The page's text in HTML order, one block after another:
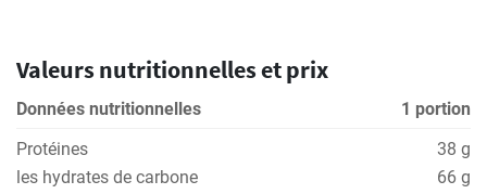
Valeurs nutritionnelles et prix
Données nutritionnelles
1 portion
Protéines
38 g
les hydrates de carbone
66 g